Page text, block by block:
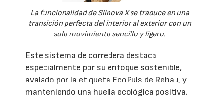
La funcionalidad de Slinova X se traduce en una
transición perfecta del interior al exterior con un
solo movimiento sencillo y ligero.
Este sistema de corredera destaca
especialmente por su enfoque sostenible,
avalado por la etiqueta EcoPuls de Rehau, y
manteniendo una huella ecológica positiva.